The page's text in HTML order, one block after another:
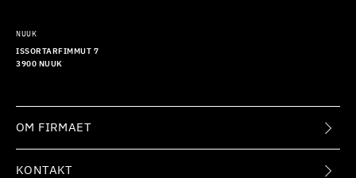
NUUK
ISSORTARFIMMUT 7
3900 NUUK
OM FIRMAET
KONTAKT